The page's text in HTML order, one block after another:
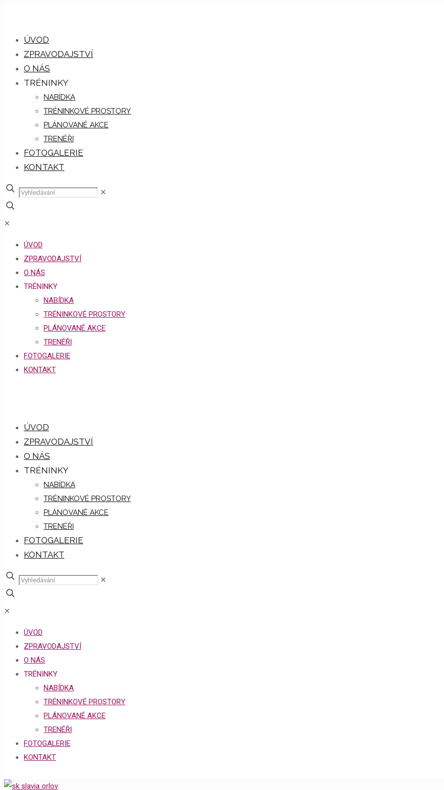
ÚVOD
ZPRAVODAJSTVÍ
O NÁS
TRÉNINKY
NABÍDKA
TRÉNINKOVÉ PROSTORY
PLÁNOVANÉ AKCE
TRENÉŘI
FOTOGALERIE
KONTAKT
✕
✕
ÚVOD
ZPRAVODAJSTVÍ
O NÁS
TRÉNINKY
NABÍDKA
TRÉNINKOVÉ PROSTORY
PLÁNOVANÉ AKCE
TRENÉŘI
FOTOGALERIE
KONTAKT
ÚVOD
ZPRAVODAJSTVÍ
O NÁS
TRÉNINKY
NABÍDKA
TRÉNINKOVÉ PROSTORY
PLÁNOVANÉ AKCE
TRENÉŘI
FOTOGALERIE
KONTAKT
✕
✕
ÚVOD
ZPRAVODAJSTVÍ
O NÁS
TRÉNINKY
NABÍDKA
TRÉNINKOVÉ PROSTORY
PLÁNOVANÉ AKCE
TRENÉŘI
FOTOGALERIE
KONTAKT